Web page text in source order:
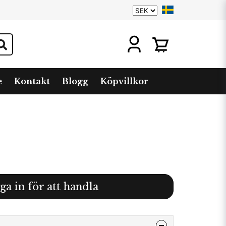
Kontakt Blogg Köpvillkor
in för att handla